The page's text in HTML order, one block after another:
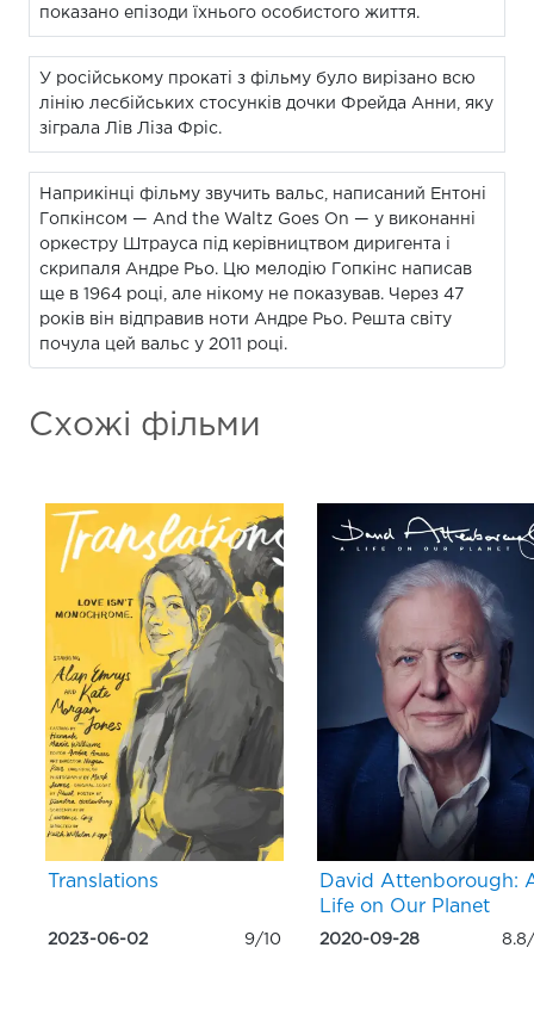
показано епізоди їхнього особистого життя.
У російському прокаті з фільму було вирізано всю
лінію лесбійських стосунків дочки Фрейда Анни, яку
зіграла Лів Ліза Фріс.
Наприкінці фільму звучить вальс, написаний Ентоні
Гопкінсом — And the Waltz Goes On — у виконанні
оркестру Штрауса під керівництвом диригента і
скрипаля Андре Рьо. Цю мелодію Гопкінс написав
ще в 1964 році, але нікому не показував. Через 47
років він відправив ноти Андре Рьо. Решта світу
почула цей вальс у 2011 році.
Схожі фільми
Translations
2023-06-02 9/10
David Attenborough:
Life on Our Planet
2020-09-28